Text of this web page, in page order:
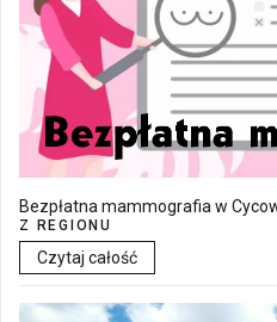
Bezpłatna mammografia w
Z REGIONU
Czytaj całość